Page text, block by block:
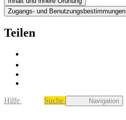
Zugangs- und Benutzungsbestimmungen
Teilen
Hilfe Suche Navigation